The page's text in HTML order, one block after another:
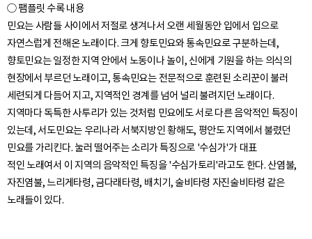
○ 팸플릿 수록 내용
민요는 사람들 사이에서 저절로 생겨나서 오랜 세월동안 입에서 입으로
자연스럽게 전해온 노래이다. 크게 향토민요와 통속민요로 구분하는데,
향토민요는 일정한 지역 안에서 노동이나 놀이, 신에게 기원을 하는 의식의
현장에서 부르던 노래이고, 통속민요는 전문적으로 훈련된 소리꾼이 불러
세련되게 다듬어 지고, 지역적인 경계를 넘어 널리 불려지던 노래이다.
지역마다 독특한 사투리가 있는 것처럼 민요에도 서로 다른 음악적인 특징이
있는데, 서도민요는 우리나라 서북지방인 황해도, 평안도 지역에서 불렸던
민요를 가리킨다. 눌러 떨어주는 소리가 특징으로 '수심가'가 대표
적인 노래여서 이 지역의 음악적인 특징을 '수심가토리'라고도 한다. 산염불,
자진염불, 느리게타령, 금다래타령, 배치기, 술비타령 자진술비타령 같은
노래들이 있다.